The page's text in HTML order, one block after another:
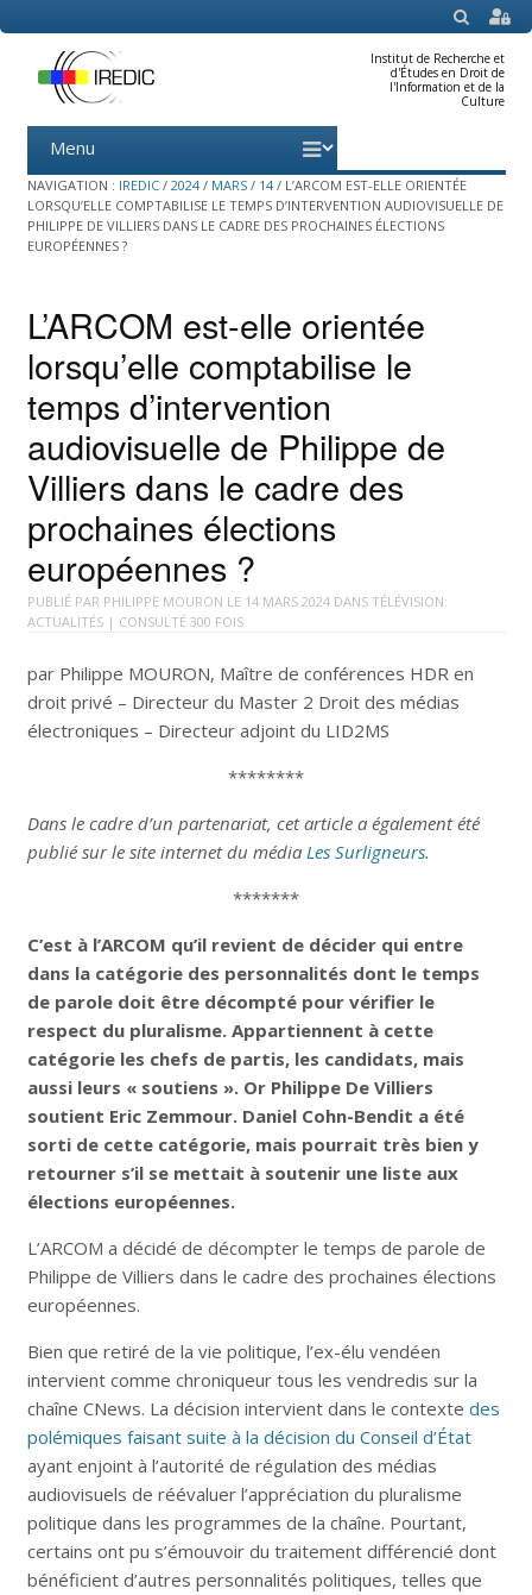
SEARCH
Institut de Recherche et
d'Études en Droit de
l'Information et de la
Culture
Menu
content
NAVIGATION : IREDIC / 2024 / MARS / 14 / L’ARCOM EST-ELLE ORIENTÉE
LORSQU’ELLE COMPTABILISE LE TEMPS D’INTERVENTION AUDIOVISUELLE DE
PHILIPPE DE VILLIERS DANS LE CADRE DES PROCHAINES ÉLECTIONS
EUROPÉENNES ?
L’ARCOM est-elle orientée
lorsqu’elle comptabilise le
temps d’intervention
audiovisuelle de Philippe de
Villiers dans le cadre des
prochaines élections
européennes ?
PUBLIÉ PAR PHILIPPE MOURON LE 14 MARS 2024DANS TÉLÉVISION:
ACTUALITÉS| CONSULTÉ 300 FOIS
par Philippe MOURON, Maître de conférences HDR en
droit privé – Directeur du Master 2 Droit des médias
électroniques – Directeur adjoint du LID2MS
********
Dans le cadre d’un partenariat, cet article a également été
publié sur le site internet du média Les Surligneurs.
*******
C’est à l’ARCOM qu’il revient de décider qui entre
dans la catégorie des personnalités dont le temps
de parole doit être décompté pour vérifier le
respect du pluralisme. Appartiennent à cette
catégorie les chefs de partis, les candidats, mais
aussi leurs « soutiens ». Or Philippe De Villiers
soutient Eric Zemmour. Daniel Cohn-Bendit a été
sorti de cette catégorie, mais pourrait très bien y
retourner s’il se mettait à soutenir une liste aux
élections européennes.
L’ARCOM a décidé de décompter le temps de parole de
Philippe de Villiers dans le cadre des prochaines élections
européennes.
Bien que retiré de la vie politique, l’ex-élu vendéen
intervient comme chroniqueur tous les vendredis sur la
chaîne CNews. La décision intervient dans le contexte des
polémiques faisant suite à la décision du Conseil d’État
ayant enjoint à l’autorité de régulation des médias
audiovisuels de réévaluer l’appréciation du pluralisme
politique dans les programmes de la chaîne. Pourtant,
certains ont pu s’émouvoir du traitement différencié dont
bénéficient d’autres personnalités politiques, telles que